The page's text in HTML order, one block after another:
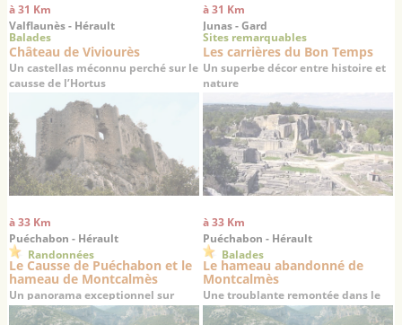
à 31 Km
Valflaunès - Hérault
Balades
Château de Viviourès
Un castellas méconnu perché sur le
causse de l’Hortus
à 31 Km
Junas - Gard
Sites remarquables
Les carrières du Bon Temps
Un superbe décor entre histoire et
nature
à 33 Km
Puéchabon - Hérault
Randonnées
Le Causse de Puéchabon et le
hameau de Montcalmès
Un panorama exceptionnel sur
Saint-Guilhem-le-Désert
à 33 Km
Puéchabon - Hérault
Balades
Le hameau abandonné de
Montcalmès
Une troublante remontée dans le
temps